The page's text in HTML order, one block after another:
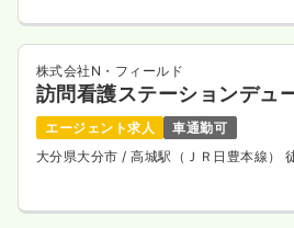
株式会社N・フィールド
訪問看護ステーションデュ
エージェント求人
車通勤可
大分県大分市 / 高城駅（ＪＲ日豊本線）